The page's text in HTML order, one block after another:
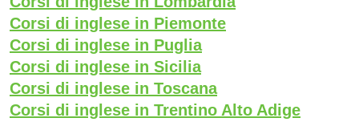
Corsi di inglese in Piemonte
Corsi di inglese in Puglia
Corsi di inglese in Sicilia
Corsi di inglese in Toscana
Corsi di inglese in Trentino Alto Adige